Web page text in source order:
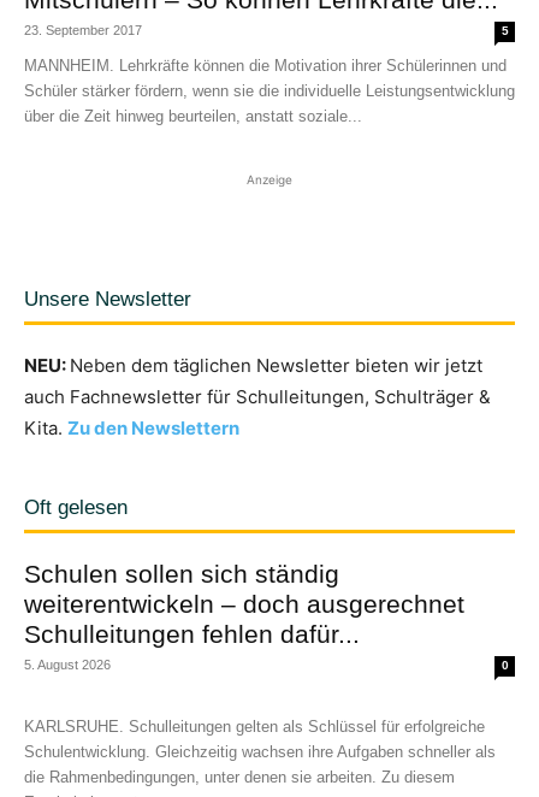
23. September 2017 5
MANNHEIM. Lehrkräfte können die Motivation ihrer Schülerinnen und
Schüler stärker fördern, wenn sie die individuelle Leistungsentwicklung
über die Zeit hinweg beurteilen, anstatt soziale...
Anzeige
Unsere Newsletter
NEU: Neben dem täglichen Newsletter bieten wir jetzt
auch Fachnewsletter für Schulleitungen, Schulträger &
Kita. Zu den Newslettern
Oft gelesen
Schulen sollen sich ständig
weiterentwickeln – doch ausgerechnet
Schulleitungen fehlen dafür...
5. August 2026 0
KARLSRUHE. Schulleitungen gelten als Schlüssel für erfolgreiche
Schulentwicklung. Gleichzeitig wachsen ihre Aufgaben schneller als
die Rahmenbedingungen, unter denen sie arbeiten. Zu diesem